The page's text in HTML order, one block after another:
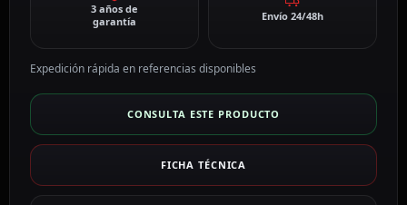
3 años de
garantía
Envío 24/48h
Expedición rápida en referencias disponibles
CONSULTA ESTE PRODUCTO
FICHA TÉCNICA